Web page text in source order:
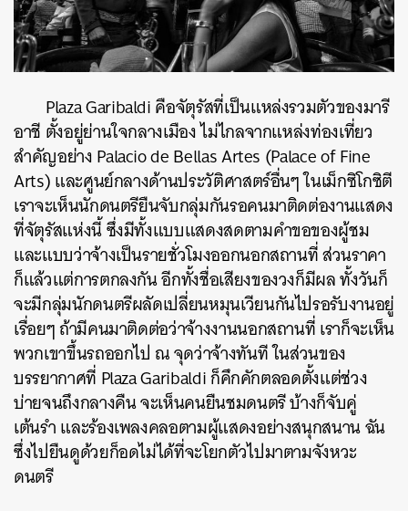
Plaza Garibaldi คือจัตุรัสที่เป็นแหล่งรวมตัวของมารี
อาชี ตั้งอยู่ย่านใจกลางเมือง ไม่ไกลจากแหล่งท่องเที่ยว
สำคัญอย่าง Palacio de Bellas Artes (Palace of Fine
Arts) และศูนย์กลางด้านประวัติศาสตร์อื่นๆ ในเม็กซิโกซิตี
เราจะเห็นนักดนตรียืนจับกลุ่มกันรอคนมาติดต่องานแสดง
ที่จัตุรัสแห่งนี้ ซึ่งมีทั้งแบบแสดงสดตามคำขอของผู้ชม
และแบบว่าจ้างเป็นรายชั่วโมงออกนอกสถานที่ ส่วนราคา
ก็แล้วแต่การตกลงกัน อีกทั้งชื่อเสียงของวงก็มีผล ทั้งวันก็
จะมีกลุ่มนักดนตรีผลัดเปลี่ยนหมุนเวียนกันไปรอรับงานอยู่
เรื่อยๆ ถ้ามีคนมาติดต่อว่าจ้างงานนอกสถานที่ เราก็จะเห็น
พวกเขาขึ้นรถออกไป ณ จุดว่าจ้างทันที ในส่วนของ
บรรยากาศที่ Plaza Garibaldi ก็คึกคักตลอดตั้งแต่ช่วง
บ่ายจนถึงกลางคืน จะเห็นคนยืนชมดนตรี บ้างก็จับคู่
เต้นรำ และร้องเพลงคลอตามผู้แสดงอย่างสนุกสนาน ฉัน
ซึ่งไปยืนดูด้วยก็อดไม่ได้ที่จะโยกตัวไปมาตามจังหวะ
ดนตรี
SHARE TWEET LINE EMAIL